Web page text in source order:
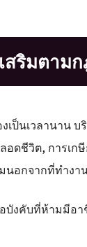
ริมตาม
เป็นเวลานาน
อดชีวิต, การเ
อกจากที่ทำงา
บังคับที่ห้ามมีอ